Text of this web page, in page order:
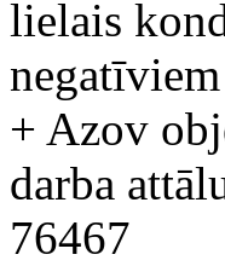
lielais
+ Azov
darba
76467